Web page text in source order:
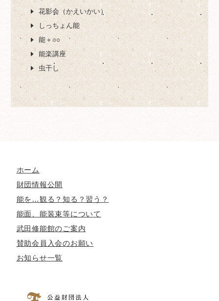
花影会（かえいかい）
しっちょん能
能＋○○
能楽講座
虫干し
ホーム
財団情報公開
能を…観る？知る？習う？
能面、能装束等について
武田修能館のご案内
賛助会員入会のお願い
お知らせ一覧